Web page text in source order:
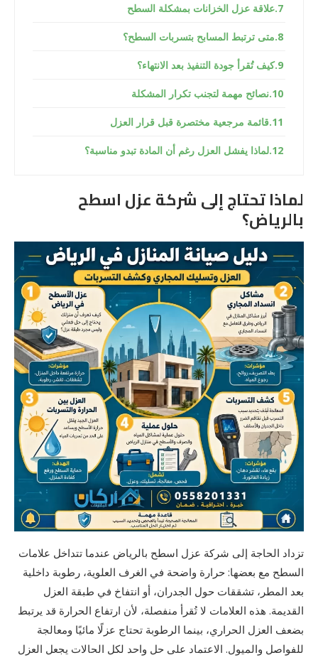
علاقة عزل الخزانات بمشكلة السطح
متى ترتبط المسابح بتسربات السطح؟
كيف تُقرأ جودة التنفيذ بعد الانتهاء؟
نصائح مهمة لتجنب تكرار المشكلة
قائمة مرجعية مختصرة قبل قرار العزل
لماذا يفشل العزل رغم أن المادة تبدو مناسبة؟
لماذا تحتاج إلى شركة عزل اسطح
بالرياض؟
تزداد الحاجة إلى شركة عزل اسطح بالرياض عندما تتداخل علامات
السطح مع بعضها: حرارة واضحة في الغرف العلوية، رطوبة داخلية
بعد المطر، تشققات حول الجدران، أو انتفاخ في طبقة العزل
القديمة. هذه العلامات لا تُقرأ منفصلة، لأن ارتفاع الحرارة قد يرتبط
بضعف العزل الحراري، بينما الرطوبة تحتاج عزلًا مائيًا ومعالجة
للفواصل والميول. الاعتماد على حل واحد لكل الحالات يجعل العزل